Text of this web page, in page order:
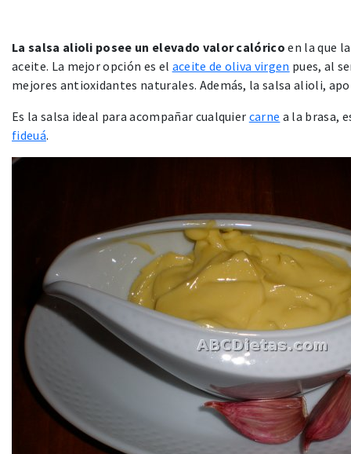
La salsa alioli posee un elevado valor calórico en la que
aceite. La mejor opción es el aceite de oliva virgen pues, al
mejores antioxidantes naturales. Además, la salsa alioli,
Es la salsa ideal para acompañar cualquier carne a la brasa,
fideuá.